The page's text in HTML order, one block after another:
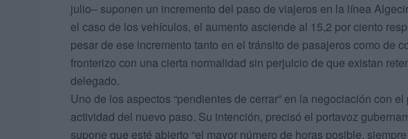
julio– suponen un incremento del paso de viajeros en la línea
el caso de los vehículos, el aumento asciende al 15,2 por ciento
pesar de ese incremento tanto en el tránsito de pasajeros como de
fronterizo con una cierta normalidad sin perjuicio de que existan
delegado.
Uno de los aspectos “pendientes de cerrar” en la negociación con
actividad del nuevo paso. Su intención, precisó el portavoz
supone que esté abierto “el mayor número de horas posible,